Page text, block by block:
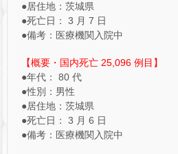
●居住地：茨城県
●死亡日： 3 月 7 日
●備考：医療機関入院中
【概要・国内死亡 25,096 例目】
●年代： 80 代
●性別：男性
●居住地：茨城県
●死亡日： 3 月 6 日
●備考：医療機関入院中